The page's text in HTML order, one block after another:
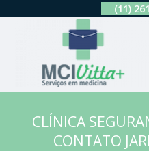
(11)
CLÍNICA
CONTATO